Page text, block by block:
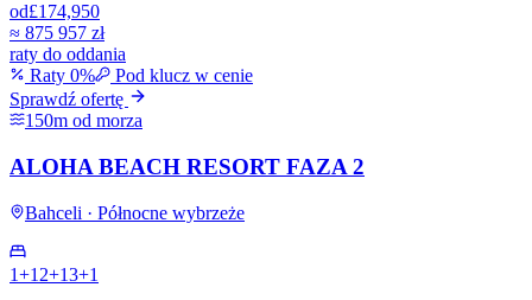
od£174,950
≈ 875 957 zł
raty do oddania
Raty 0%
Pod klucz w cenie
Sprawdź ofertę
150m od morza
ALOHA BEACH RESORT FAZA 2
Bahceli · Północne wybrzeże
1+1 2+13+1